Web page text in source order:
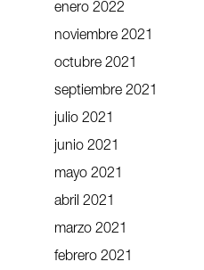
enero 2022
noviembre 2021
octubre 2021
septiembre 2021
julio 2021
junio 2021
mayo 2021
abril 2021
marzo 2021
febrero 2021